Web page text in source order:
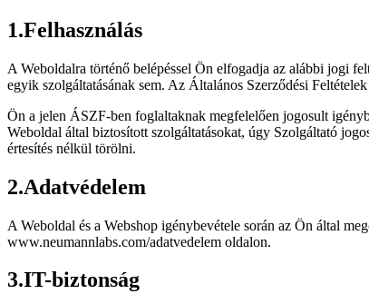
1.Felhasználás
A Weboldalra történő belépéssel Ön elfogadja az alábbi jogi
egyik szolgáltatásának sem. Az Általános Szerződési
Ön a jelen ÁSZF-ben foglaltaknak megfelelően jogosult
Weboldal által biztosított szolgáltatásokat, úgy Szolgáltató
értesítés nélkül törölni.
2.Adatvédelem
A Weboldal és a Webshop igénybevétele során az Ön által
www.neumannlabs.com/adatvedelem oldalon.
3.IT-biztonság